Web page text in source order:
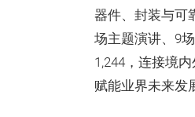
器件、封装与可
场主题演讲、9
1,244，连接境
赋能业界未来发